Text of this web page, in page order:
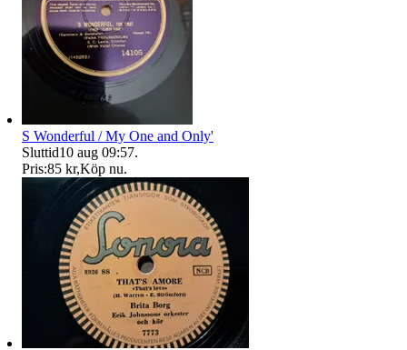
S Wonderful / My One and Only'
Sluttid10 aug 09:57.
Pris:85 kr,Köp nu.